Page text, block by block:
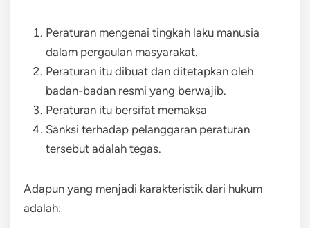
Peraturan mengenai tingkah laku manusia
dalam pergaulan masyarakat.
Peraturan itu dibuat dan ditetapkan oleh
badan-badan resmi yang berwajib.
Peraturan itu bersifat memaksa
Sanksi terhadap pelanggaran peraturan
tersebut adalah tegas.
Adapun yang menjadi karakteristik dari hukum
adalah: